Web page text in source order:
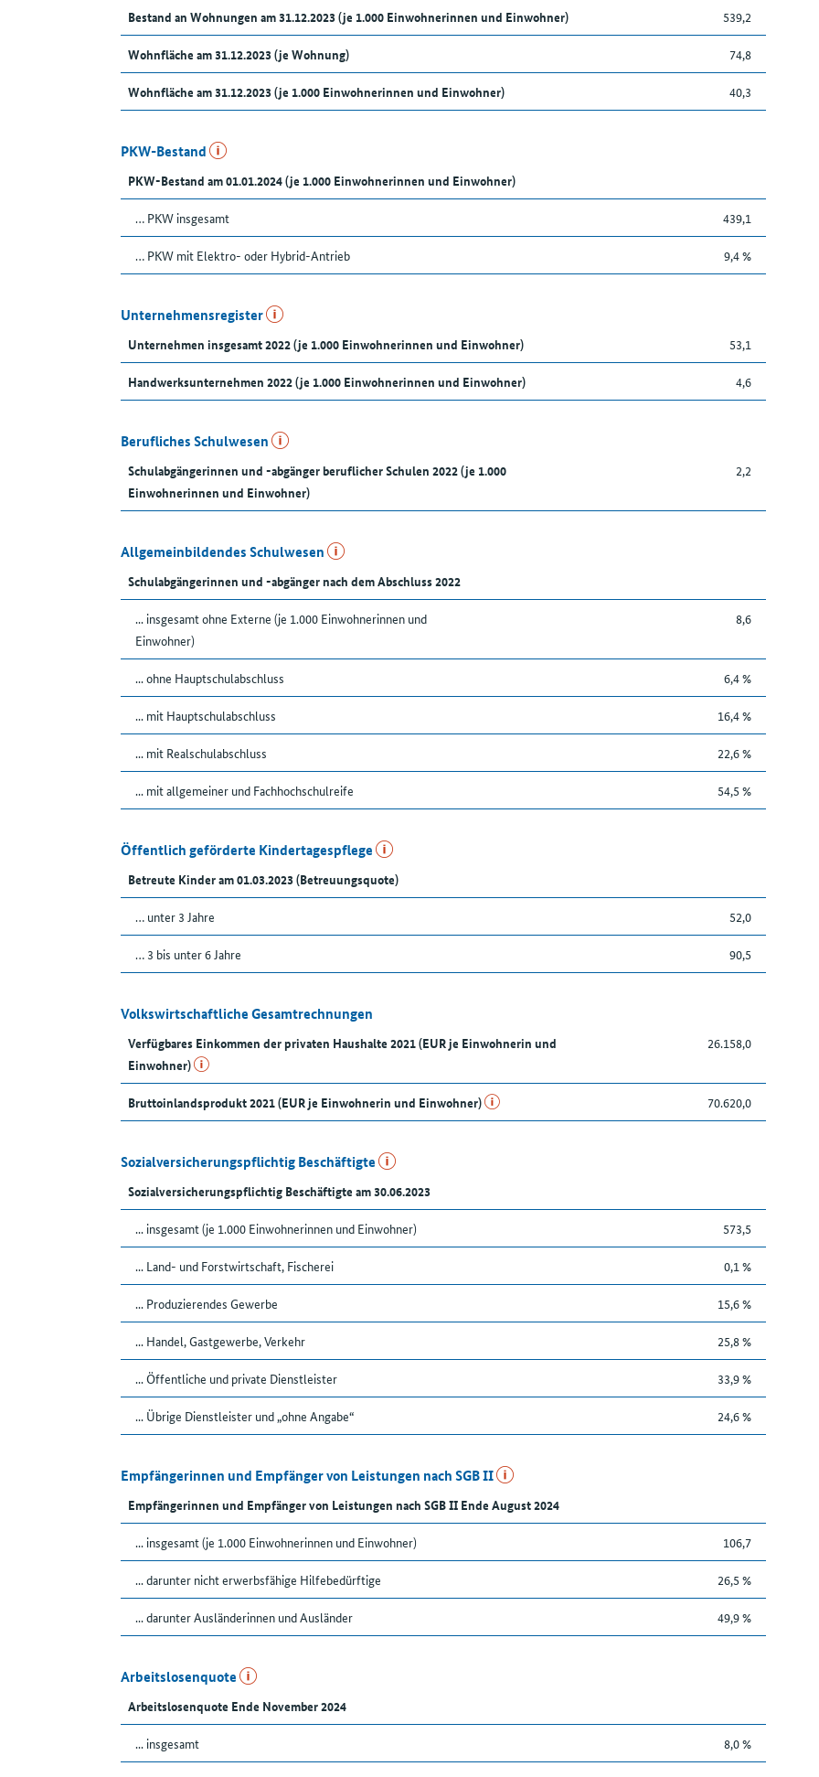
Bestand an Wohnungen am 31.12.2023 (je 1.000 Einwohnerinnen und Einwohner) 539,2
Wohnfläche am 31.12.2023 (je Wohnung) 74,8
Wohnfläche am 31.12.2023 (je 1.000 Einwohnerinnen und Einwohner) 40,3
PKW-Bestand
PKW-Bestand am 01.01.2024 (je 1.000 Einwohnerinnen und Einwohner)
… PKW insgesamt 439,1
… PKW mit Elektro- oder Hybrid-Antrieb 9,4 %
Unternehmensregister
Unternehmen insgesamt 2022 (je 1.000 Einwohnerinnen und Einwohner) 53,1
Handwerksunternehmen 2022 (je 1.000 Einwohnerinnen und Einwohner) 4,6
Berufliches Schulwesen
Schulabgängerinnen und -abgänger beruflicher Schulen 2022 (je 1.000
Einwohnerinnen und Einwohner)
2,2
Allgemeinbildendes Schulwesen
Schulabgängerinnen und -abgänger nach dem Abschluss 2022
... insgesamt ohne Externe (je 1.000 Einwohnerinnen und
Einwohner)
8,6
... ohne Hauptschulabschluss 6,4 %
... mit Hauptschulabschluss 16,4 %
... mit Realschulabschluss 22,6 %
... mit allgemeiner und Fachhochschulreife 54,5 %
Öffentlich geförderte Kindertagespflege
Betreute Kinder am 01.03.2023 (Betreuungsquote)
… unter 3 Jahre 52,0
… 3 bis unter 6 Jahre 90,5
Volkswirtschaftliche Gesamtrechnungen
Verfügbares Einkommen der privaten Haushalte 2021 (EUR je Einwohnerin und
Einwohner)
26.158,0
Bruttoinlandsprodukt 2021 (EUR je Einwohnerin und Einwohner) 70.620,0
Sozialversicherungspflichtig Beschäftigte
Sozialversicherungspflichtig Beschäftigte am 30.06.2023
... insgesamt (je 1.000 Einwohnerinnen und Einwohner) 573,5
... Land- und Forstwirtschaft, Fischerei 0,1 %
... Produzierendes Gewerbe 15,6 %
... Handel, Gastgewerbe, Verkehr 25,8 %
... Öffentliche und private Dienstleister 33,9 %
... Übrige Dienstleister und „ohne Angabe“ 24,6 %
Empfängerinnen und Empfänger von Leistungen nach SGB II
Empfängerinnen und Empfänger von Leistungen nach SGB II Ende August 2024
... insgesamt (je 1.000 Einwohnerinnen und Einwohner) 106,7
... darunter nicht erwerbsfähige Hilfebedürftige 26,5 %
... darunter Ausländerinnen und Ausländer 49,9 %
Arbeitslosenquote
Arbeitslosenquote Ende November 2024
... insgesamt 8,0 %